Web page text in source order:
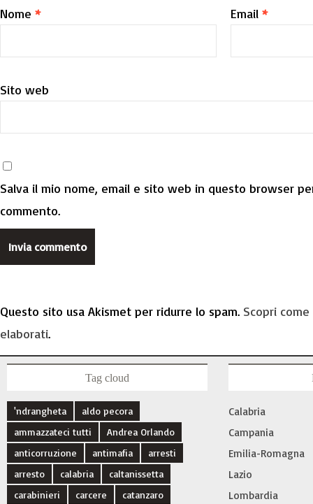
Nome * Email *
Sito web
Salva il mio nome, email e sito web in questo browser
commento.
Questo sito usa Akismet per ridurre lo spam. Scopri
elaborati.
Tag cloud
'ndrangheta
aldo pecora
ammazzateci tutti
Andrea Orlando
anticorruzione
antimafia
arresti
arresto
calabria
caltanissetta
carabinieri
carcere
catanzaro
Calabria
Campania
Emilia-Romagna
Lazio
Lombardia